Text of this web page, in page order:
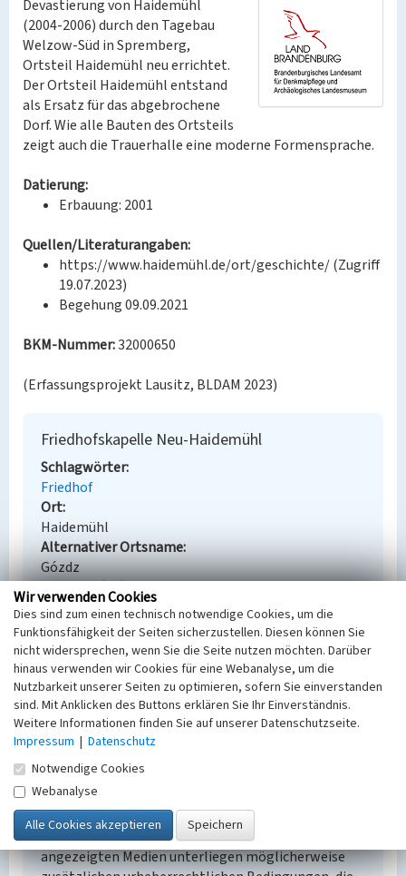
Devastierung von Haidemühl
(2004-2006) durch den Tagebau
Welzow-Süd in Spremberg,
Ortsteil Haidemühl neu errichtet.
Der Ortsteil Haidemühl entstand
als Ersatz für das abgebrochene
Dorf. Wie alle Bauten des Ortsteils
zeigt auch die Trauerhalle eine moderne Formensprache.
Datierung:
Erbauung: 2001
Quellen/Literaturangaben:
https://www.haidemühl.de/ort/geschichte/ (Zugriff
19.07.2023)
Begehung 09.09.2021
BKM-Nummer:32000650
(Erfassungsprojekt Lausitz, BLDAM 2023)
Friedhofskapelle Neu-Haidemühl
Schlagwörter
Friedhof
Ort
Haidemühl
Alternativer Ortsname
Gózdz
Fachsicht(en)
Denkmalpflege
Erfassungsmaßstab
Keine Angabe
Erfassungsmethode
Übernahme aus externer Fachdatenbank
Empfohlene Zitierweise
Urheberrechtlicher Hinweis
Der hier präsentierte Inhalt steht unter der freien
Lizenz dl-by-de/2.0 (Namensnennung). Die
angezeigten Medien unterliegen möglicherweise
Wir verwenden Cookies
Dies sind zum einen technisch notwendige Cookies, um die
Funktionsfähigkeit der Seiten sicherzustellen. Diesen können Sie
nicht widersprechen, wenn Sie die Seite nutzen möchten. Darüber
hinaus verwenden wir Cookies für eine Webanalyse, um die
Nutzbarkeit unserer Seiten zu optimieren, sofern Sie einverstanden
sind. Mit Anklicken des Buttons erklären Sie Ihr Einverständnis.
Weitere Informationen finden Sie auf unserer Datenschutzseite.
Impressum | Datenschutz
Notwendige Cookies
Webanalyse